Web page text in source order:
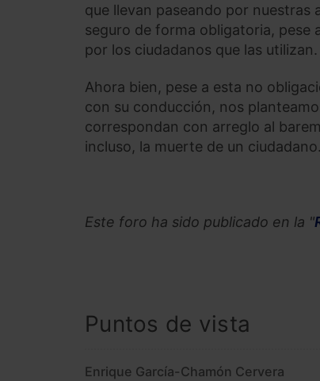
que llevan paseando por nuestras
seguro de forma obligatoria, pese
por los ciudadanos que las utilizan.
Ahora bien, pese a esta no
con su conducción, nos
correspondan con arreglo al
incluso, la muerte de un ciudadano.
Este foro ha sido publicado en la "
Puntos de vista
Enrique García-Chamón Cervera